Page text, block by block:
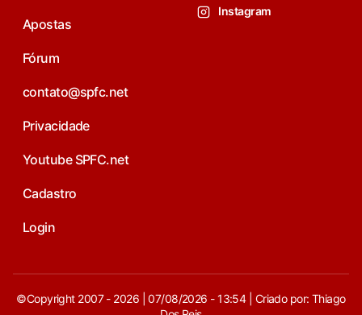
Apostas
Fórum
contato@spfc.net
Privacidade
Youtube SPFC.net
Cadastro
Login
Instagram
©Copyright 2007 - 2026 | 07/08/2026 - 13:54 | Criado por: Thiago